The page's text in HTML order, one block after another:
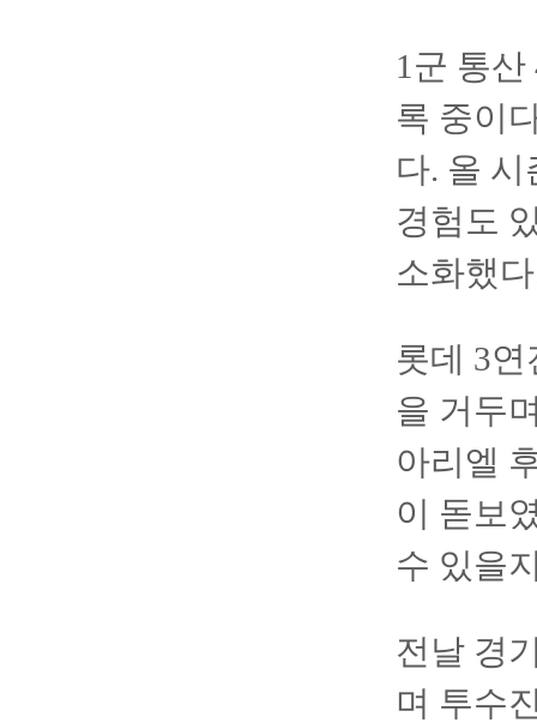
1군 통산
록 중이
다. 올
경험도
소화했
롯데 3
을 거두
아리엘
이 돋보
수 있을
전날 경
며 투수